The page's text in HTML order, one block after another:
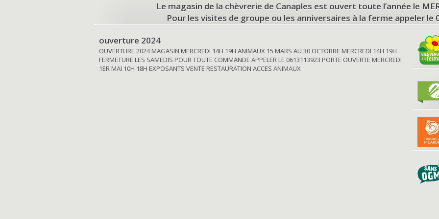
Le magasin de la chèvrerie de Canaples est ouvert toute l’année le
Pour les visites de groupe ou les anniversaires à la ferme appeler le
ouverture 2024
OUVERTURE 2024 MAGASIN MERCREDI 14H 19H ANIMAUX 15 MARS AU 30 OCTOBRE MERCREDI 14H 19H
FERMETURE LES SAMEDIS POUR TOUTE COMMANDE APPELER LE 0613113923 PORTE OUVERTE MERCREDI
1ER MAI 10H 18H EXPOSANTS VENTE RESTAURATION ACCES ANIMAUX